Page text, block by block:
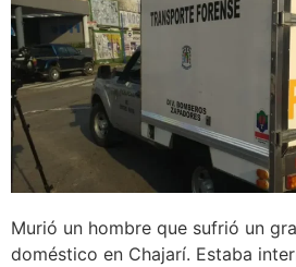
Murió un hombre que sufrió un
doméstico en Chajarí. Estaba